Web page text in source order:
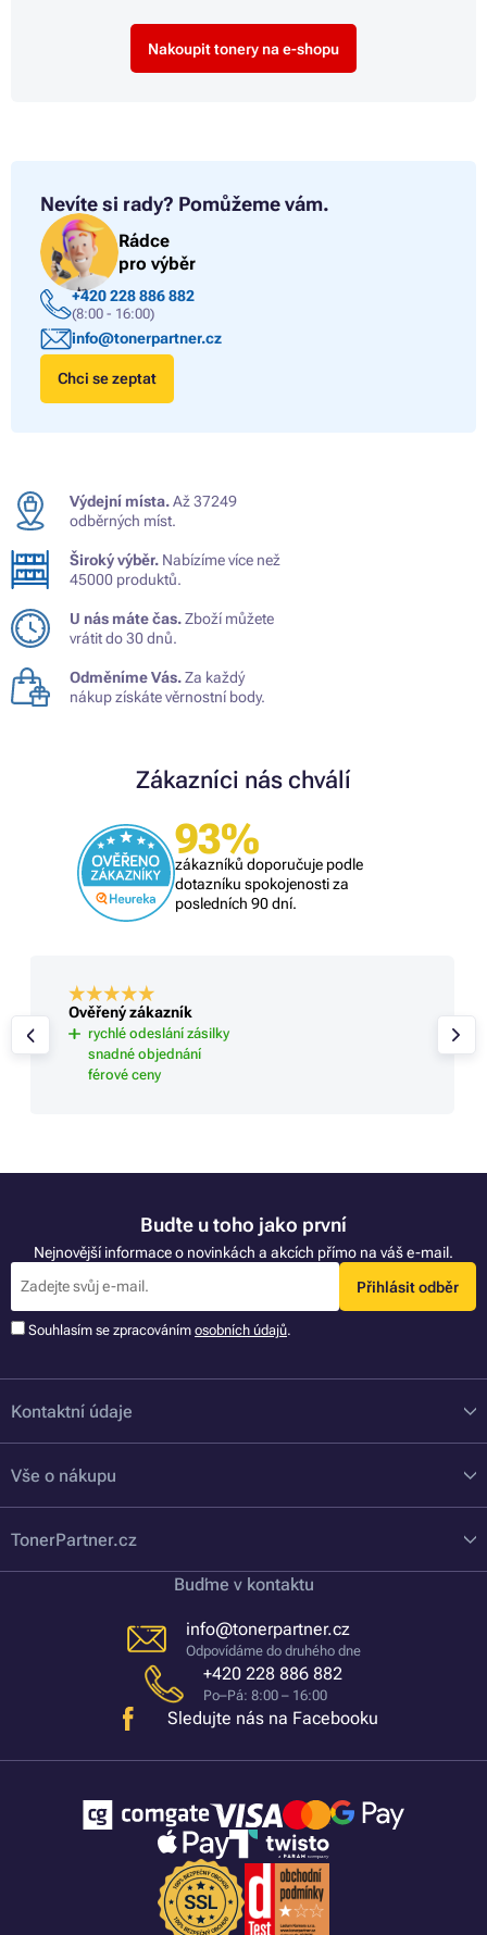
Nakoupit tonery na e-shopu
Nevíte si rady? Pomůžeme vám.
Rádce
pro výběr
+420 228 886 882
(8:00 - 16:00)
info@tonerpartner.cz
Chci se zeptat
Výdejní místa.Až 37249
odběrných míst.
Široký výběr. Nabízíme více než
45000 produktů.
U nás máte čas.Zboží můžete
vrátit do 30 dnů.
Odměníme Vás.Za každý
nákup získáte věrnostní body.
Zákazníci nás chválí
93%
zákazníků doporučuje podle
dotazníku spokojenosti za
posledních 90 dní.
Ověřený zákazník
rychlé odeslání zásilky
snadné objednání
férové ceny
Buďte u toho jako první
Nejnovější informace o novinkách a akcích přímo na váš e-mail.
Přihlásit odběr
Souhlasím se zpracováním osobních údajů.
Kontaktní údaje
Vše o nákupu
TonerPartner.cz
Buďme v kontaktu
info@tonerpartner.cz
Odpovídáme do druhého dne
+420 228 886 882
Po–Pá: 8:00 – 16:00
Sledujte nás na Facebooku